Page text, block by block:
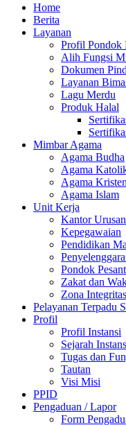
Home
Berita
Layanan
Profil Pondok
Alih Fungsi
Dokumen
Layanan
Lagu Merdu
Produk Halal
Mimbar Agama
Agama Budha
Agama
Agama Kristen
Agama Islam
Unit Kerja
Kantor
Kepegawaian
Pendidikan
Pondok
Zakat dan
Zona Integritas
Pelayanan Terpadu
Profil
Profil Instansi
Sejarah
Tugas dan
Tautan
Visi Misi
PPID
Pengaduan / Lapor
Form